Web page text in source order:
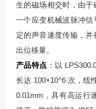
生的磁场相交时，由
一个应变机械波脉冲
定的声音速度传输，
出位移量。
产品特点 ：以
长达 100×10^6 次，线
0.01mm，具有高运行